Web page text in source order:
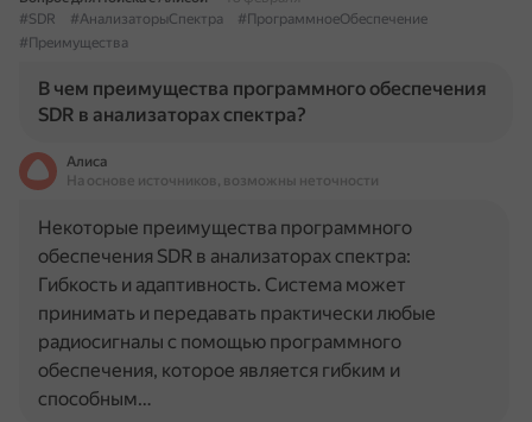
#SDR
#АнализаторыСпектра
#ПрограммноеОбеспечение
#Преимущества
В чем преимущества программного обеспечения
SDR в анализаторах спектра?
Алиса
На основе источников, возможны неточности
Некоторые преимущества программного
обеспечения SDR в анализаторах спектра:
Гибкость и адаптивность. Система может
принимать и передавать практически любые
радиосигналы с помощью программного
обеспечения, которое является гибким и
способным…